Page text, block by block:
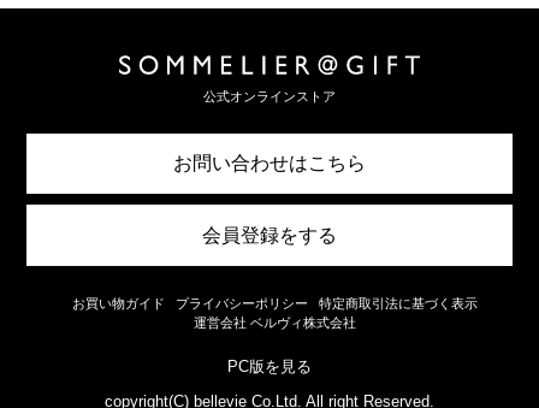
公式オンラインストア
お問い合わせはこちら
会員登録をする
お買い物ガイド プライバシーポリシー
特定商取引法に基づく表示
運営会社 ベルヴィ株式会社
PC版を見る
copyright(C) bellevie Co.Ltd. All right Reserved.